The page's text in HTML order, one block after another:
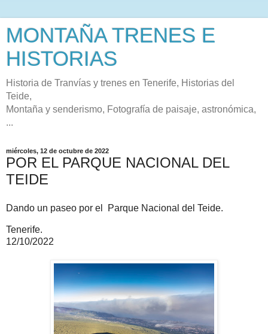
MONTAÑA TRENES E
HISTORIAS
Historia de Tranvías y trenes en Tenerife, Historias del
Teide,
Montaña y senderismo, Fotografía de paisaje, astronómica,
...
miércoles, 12 de octubre de 2022
POR EL PARQUE NACIONAL DEL
TEIDE
Dando un paseo por el Parque Nacional del Teide.
Tenerife.
12/10/2022